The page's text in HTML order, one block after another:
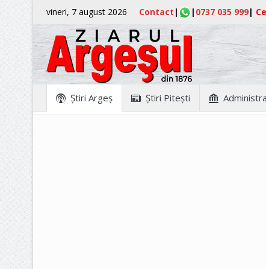
vineri, 7 august 2026 Contact | | 0737 035 999|
Ştiri Argeş Ştiri Piteşti